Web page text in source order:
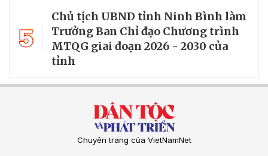
5
Chủ tịch UBND tỉnh Ninh Bình làm
Trưởng Ban Chỉ đạo Chương trình
MTQG giai đoạn 2026 - 2030 của
tỉnh
Chuyên trang của VietNamNet